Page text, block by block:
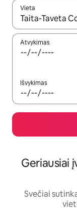
Vieta
Kai pasirodys
Atvykimas
Išvykimas
Geriausiai
Svečiai